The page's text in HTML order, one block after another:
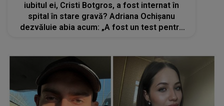
iubitul ei, Cristi Botgros, a fost internat în
spital în stare gravă? Adriana Ochișanu
dezvăluie abia acum: „A fost un test pentru